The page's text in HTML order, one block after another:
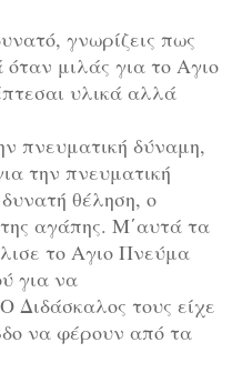
γνωρίζεις πως
όταν μιλάς για το Αγιο
υλικά αλλά
πνευματική δύναμη,
την πνευματική
θέληση, ο
αγάπης. Μ΄αυτά τα
το Αγιο Πνεύμα
για να
Διδάσκαλος τους είχε
να φέρουν από τα